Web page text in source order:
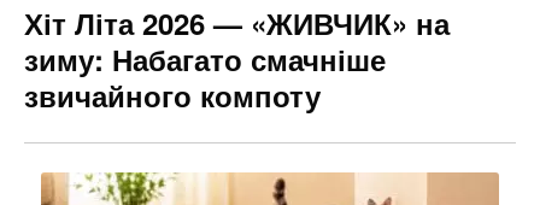
Хіт Літа 2026 — «ЖИВЧИК» на
зиму: Набагато смачніше
звичайного компоту